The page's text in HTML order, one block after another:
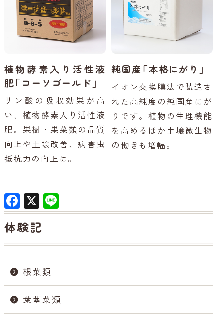
植物酵素入り活性液
肥「コーソゴールド」
リン酸の吸収効果が高
い、植物酵素入り活性液
肥。果樹・果菜類の品質
向上や土壌改善、病害虫
抵抗力の向上に。
純国産「本格にがり」
イオン交換膜法で製造さ
れた高純度の純国産にが
りです。植物の生理機能
を高めるほか土壌微生物
の働きも増幅。
F
a
c
e
b
o
o
k
X
n
体験記
根菜類
葉茎菜類